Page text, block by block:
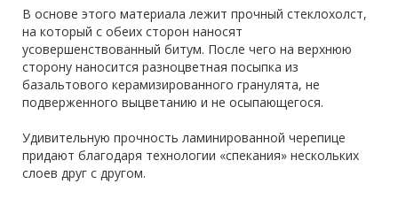
В основе этого материала лежит прочный стеклохолст,
на который с обеих сторон наносят
усовершенствованный битум. После чего на верхнюю
сторону наносится разноцветная посыпка из
базальтового керамизированного гранулята, не
подверженного выцветанию и не осыпающегося.
Удивительную прочность ламинированной черепице
придают благодаря технологии «спекания» нескольких
слоев друг с другом.